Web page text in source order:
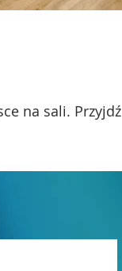
na sali. Przyjdź